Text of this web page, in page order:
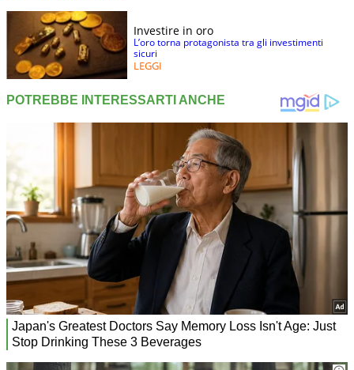
Investire in oro
L’oro torna protagonista tra gli investimenti
sicuri
LEGGI